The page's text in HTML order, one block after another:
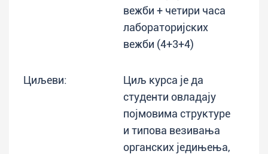
вежби + четири часа
лабораторијских
вежби (4+3+4)
Циљеви:
Циљ курса је да
студенти овладају
појмовима структуре
и типова везивања
органских једињења,